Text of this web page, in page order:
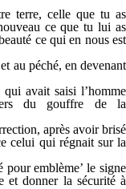
terre, celle que tu as
ce que tu lui as
ce qui en nous est
au péché, en devenant
avait saisi l’homme
du gouffre de la
après avoir brisé
celui qui régnait sur la
pour emblème’ le signe
et donner la sécurité à